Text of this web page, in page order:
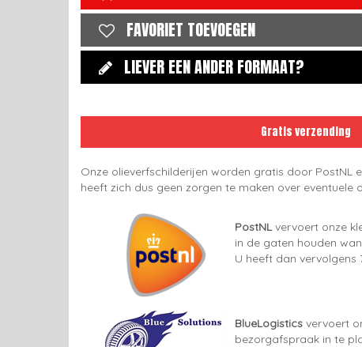
FAVORIET TOEVOEGEN
LIEVER EEN ANDER FORMAAT?
Gratis verzending
Onze olieverfschilderijen worden gratis door PostNL
heeft zich dus geen zorgen te maken over
PostNLvervoert onze
in de gaten houden
U heeft dan vervolgens
BlueLogistics vervoert
bezorgafspraak in te